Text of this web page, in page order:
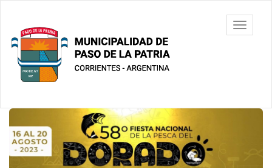
contenido
principal
Municipalidad
de Paso De
La Patria
barra
Contenido
principal